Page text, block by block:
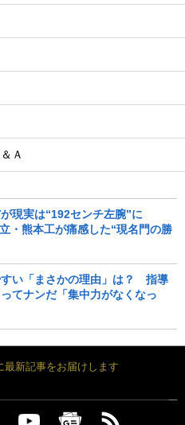
Ａ
現実は“192センチ左腕”に
・熊本工が痛感した“現名門の勝
い「まさかの理由」は？ 指導
てナンだ「集中力がなくなっ
最新記事をお届けします